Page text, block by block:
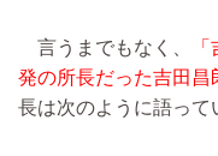
言うまでもなく、
発の所長だった吉田昌
長は次のように語って